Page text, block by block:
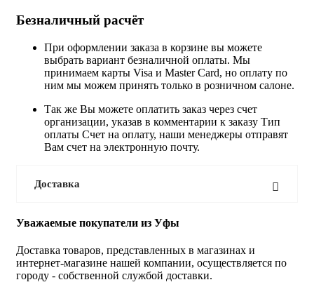
Безналичный расчёт
При оформлении заказа в корзине вы можете
выбрать вариант безналичной оплаты. Мы
принимаем карты Visa и Master Card, но оплату по
ним мы можем принять только в розничном салоне.
Так же Вы можете оплатить заказ через счет
организации, указав в комментарии к заказу Тип
оплаты Счет на оплату, наши менеджеры отправят
Вам счет на электронную почту.
Доставка
Уважаемые покупатели из Уфы
Доставка товаров, представленных в магазинах и
интернет-магазине нашей компании, осуществляется по
городу - собственной службой доставки.